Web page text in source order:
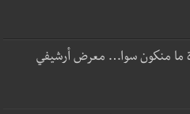
ما منكون سوا… معرض أرشيفي